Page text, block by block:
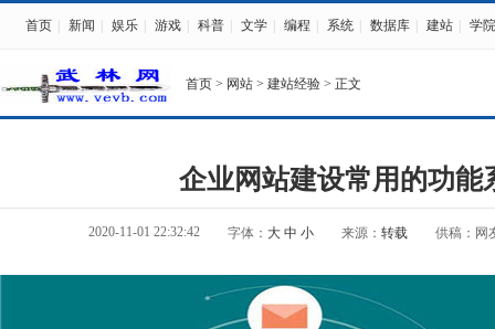
首页 新闻 娱乐 游戏 科普 文学 编程 系统 数据库 建站 学院
首页 > 网站 > 建站经验 > 正文
企业网站建设常用的功能
2020-11-01 22:32:42 字体： 大 中 小 来源： 转载 供稿：网